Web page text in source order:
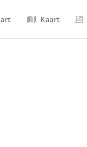
Kaart